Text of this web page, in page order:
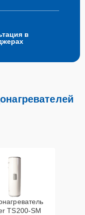
в
TS200-SM